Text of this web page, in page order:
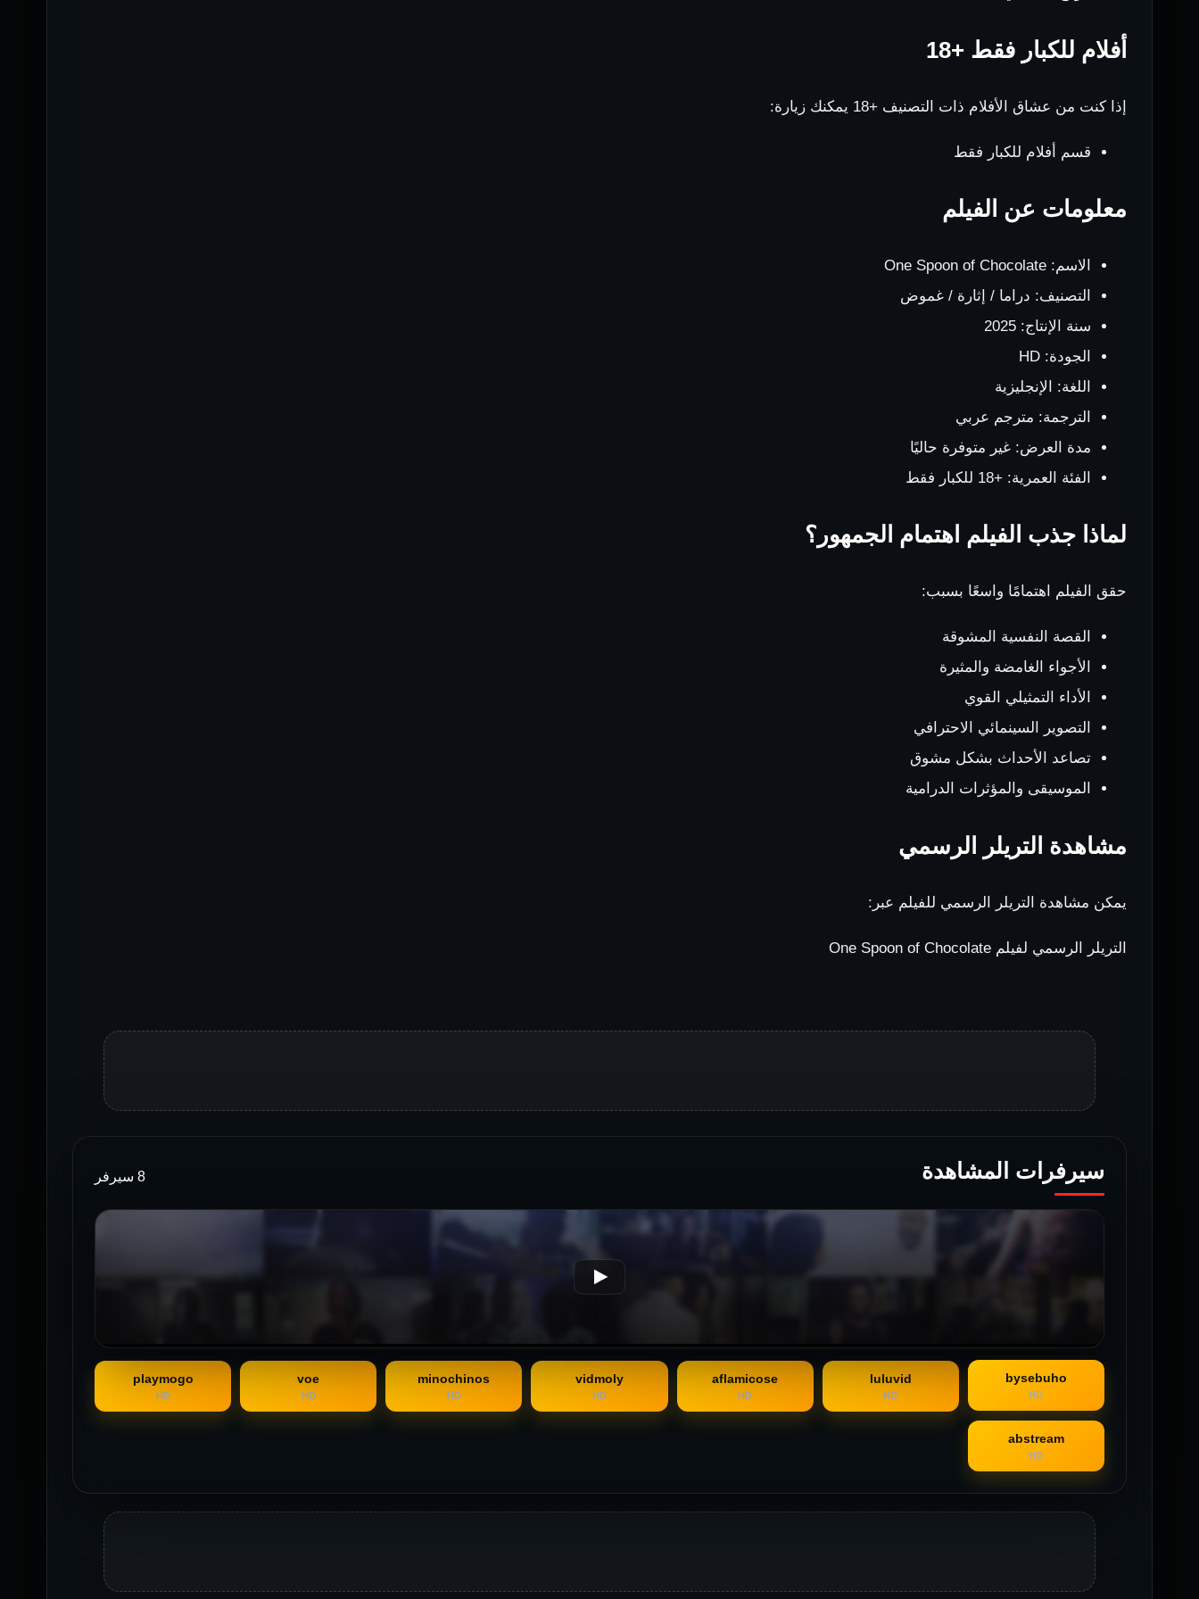
أفلام للكبار فقط +18
إذا كنت من عشاق الأفلام ذات التصنيف +18 يمكنك زيارة:
قسم أفلام للكبار فقط
معلومات عن الفيلم
الاسم: One Spoon of Chocolate
التصنيف: دراما / إثارة / غموض
سنة الإنتاج: 2025
الجودة: HD
اللغة: الإنجليزية
الترجمة: مترجم عربي
مدة العرض: غير متوفرة حاليًا
الفئة العمرية: +18 للكبار فقط
لماذا جذب الفيلم اهتمام الجمهور؟
حقق الفيلم اهتمامًا واسعًا بسبب:
القصة النفسية المشوقة
الأجواء الغامضة والمثيرة
الأداء التمثيلي القوي
التصوير السينمائي الاحترافي
تصاعد الأحداث بشكل مشوق
الموسيقى والمؤثرات الدرامية
مشاهدة التريلر الرسمي
يمكن مشاهدة التريلر الرسمي للفيلم عبر:
التريلر الرسمي لفيلم One Spoon of Chocolate
سيرفرات المشاهدة 8 سيرفر
bysebuho
HD
luluvid
HD
aflamicose
HD
vidmoly
HD
minochinos
HD
voe
HD
playmogo
HD
abstream
HD